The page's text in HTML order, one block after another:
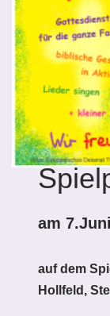
am
auf dem
Hollfeld,